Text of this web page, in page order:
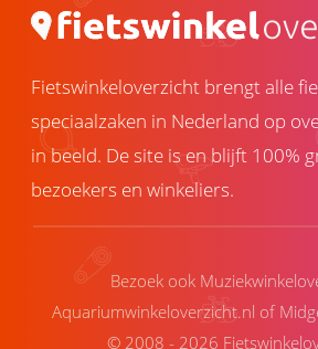
Fietswinkeloverzicht brengt alle
speciaalzaken in Nederland op
in beeld. De site is en blijft 100%
bezoekers en winkeliers.
Bezoek ook
Aquariumwinkeloverzicht.nl of
© 2008 - 2026